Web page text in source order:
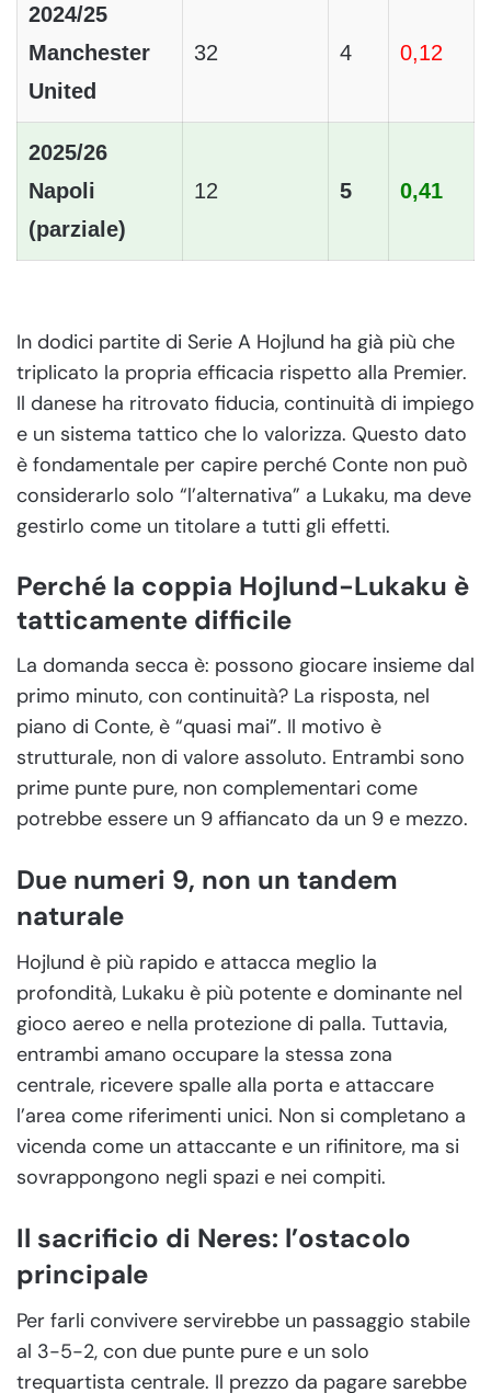
2024/25
Manchester
United
32 4 0,12
2025/26
Napoli
(parziale)
12 5 0,41
In dodici partite di Serie A Hojlund ha già più che
triplicato la propria efficacia rispetto alla Premier.
Il danese ha ritrovato fiducia, continuità di impiego
e un sistema tattico che lo valorizza. Questo dato
è fondamentale per capire perché Conte non può
considerarlo solo “l’alternativa” a Lukaku, ma deve
gestirlo come un titolare a tutti gli effetti.
Perché la coppia Hojlund-Lukaku è
tatticamente difficile
La domanda secca è: possono giocare insieme dal
primo minuto, con continuità? La risposta, nel
piano di Conte, è “quasi mai”. Il motivo è
strutturale, non di valore assoluto. Entrambi sono
prime punte pure, non complementari come
potrebbe essere un 9 affiancato da un 9 e mezzo.
Due numeri 9, non un tandem
naturale
Hojlund è più rapido e attacca meglio la
profondità, Lukaku è più potente e dominante nel
gioco aereo e nella protezione di palla. Tuttavia,
entrambi amano occupare la stessa zona
centrale, ricevere spalle alla porta e attaccare
l’area come riferimenti unici. Non si completano a
vicenda come un attaccante e un rifinitore, ma si
sovrappongono negli spazi e nei compiti.
Il sacrificio di Neres: l’ostacolo
principale
Per farli convivere servirebbe un passaggio stabile
al 3-5-2, con due punte pure e un solo
trequartista centrale. Il prezzo da pagare sarebbe